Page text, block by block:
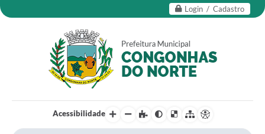
Login / Cadastro
Acessibilidade